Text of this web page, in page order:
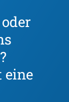
eine